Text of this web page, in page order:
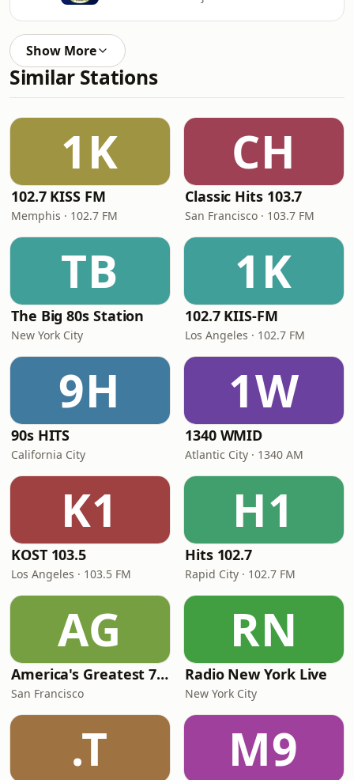
Show More
Similar Stations
1K
102.7 KISS FM
Memphis · 102.7 FM
CH
Classic Hits 103.7
San Francisco · 103.7 FM
TB
The Big 80s Station
New York City
1K
102.7 KIIS-FM
Los Angeles · 102.7 FM
9H
90s HITS
California City
1W
1340 WMID
Atlantic City · 1340 AM
K1
KOST 103.5
Los Angeles · 103.5 FM
H1
Hits 102.7
Rapid City · 102.7 FM
AG
America's Greatest 70s Hits
San Francisco
RN
Radio New York Live
New York City
.T M9